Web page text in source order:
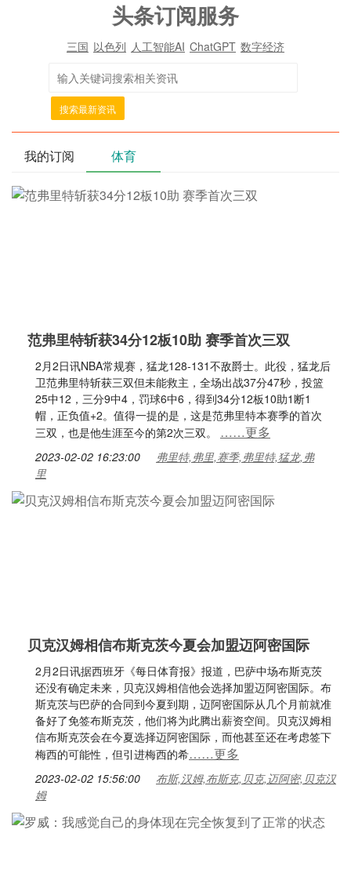
头条订阅服务
三国 以色列 人工智能AI ChatGPT 数字经济
搜索最新资讯
我的订阅 体育
范弗里特斩获34分12板10助 赛季首次三双
2月2日讯NBA常规赛，猛龙128-131不敌爵士。此役，猛龙后
卫范弗里特斩获三双但未能救主，全场出战37分47秒，投篮
25中12，三分9中4，罚球6中6，得到34分12板10助1断1
帽，正负值+2。值得一提的是，这是范弗里特本赛季的首次
三双，也是他生涯至今的第2次三双。 ……更多
2023-02-02 16:23:00
弗里特,弗里,赛季,弗里特,猛龙,弗
里
贝克汉姆相信布斯克茨今夏会加盟迈阿密国际
2月2日讯据西班牙《每日体育报》报道，巴萨中场布斯克茨
还没有确定未来，贝克汉姆相信他会选择加盟迈阿密国际。布
斯克茨与巴萨的合同到今夏到期，迈阿密国际从几个月前就准
备好了免签布斯克茨，他们将为此腾出薪资空间。贝克汉姆相
信布斯克茨会在今夏选择迈阿密国际，而他甚至还在考虑签下
梅西的可能性，但引进梅西的希……更多
2023-02-02 15:56:00
布斯,汉姆,布斯克,贝克,迈阿密,贝克汉
姆